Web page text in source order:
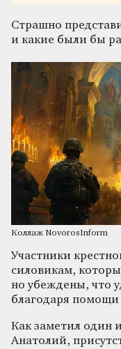
Страшно
и какие были бы
Коллаж NovorosInform
Участники
силовикам,
но убеждены, что
благодаря помощи
Как заметил один
Анатолий,